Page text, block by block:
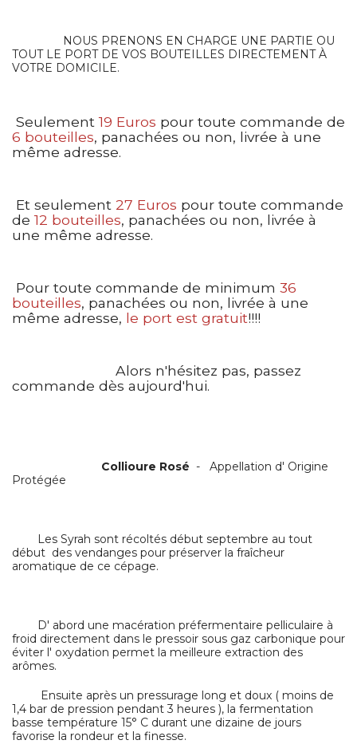
NOUS PRENONS EN CHARGE UNE PARTIE OU
TOUT LE PORT DE VOS BOUTEILLES DIRECTEMENT À
VOTRE DOMICILE.
Seulement 19 Euros pour toute commande de
6 bouteilles, panachées ou non, livrée à une
même adresse.
Et seulement 27 Euros pour toute commande
de 12 bouteilles, panachées ou non, livrée à
une même adresse.
Pour toute commande de minimum 36
bouteilles, panachées ou non, livrée à une
même adresse, le port est gratuit!!!!
Alors n'hésitez pas, passez
commande dès aujourd'hui.
Collioure Rosé - Appellation d' Origine
Protégée
Les Syrah sont récoltés début septembre au tout
début des vendanges pour préserver la fraîcheur
aromatique de ce cépage.
D' abord une macération préfermentaire pelliculaire à
froid directement dans le pressoir sous gaz carbonique pour
éviter l' oxydation permet la meilleure extraction des
arômes.
Ensuite après un pressurage long et doux ( moins de
1,4 bar de pression pendant 3 heures ), la fermentation
basse température 15° C durant une dizaine de jours
favorise la rondeur et la finesse.